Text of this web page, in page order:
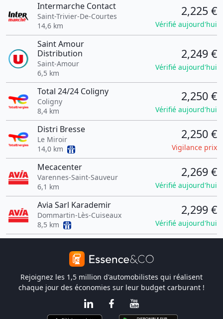
Intermarche Contact
Saint-Trivier-De-Courtes
14,6 km
2,225 €
Vérifié aujourd'hui
Saint Amour
Distribution
Saint-Amour
6,5 km
2,249 €
Vérifié aujourd'hui
Total 24/24 Coligny
Coligny
8,4 km
2,250 €
Vérifié aujourd'hui
Distri Bresse
Le Miroir
14,0 km
2,250 €
Vigilance prix
Mecacenter
Varennes-Saint-Sauveur
6,1 km
2,269 €
Vérifié aujourd'hui
Avia Sarl Karademir
Dommartin-Lès-Cuiseaux
8,5 km
2,299 €
Vérifié aujourd'hui
Rejoignez les 1,5 million d'automobilistes qui réalisent
chaque jour des économies sur leur budget carburant !